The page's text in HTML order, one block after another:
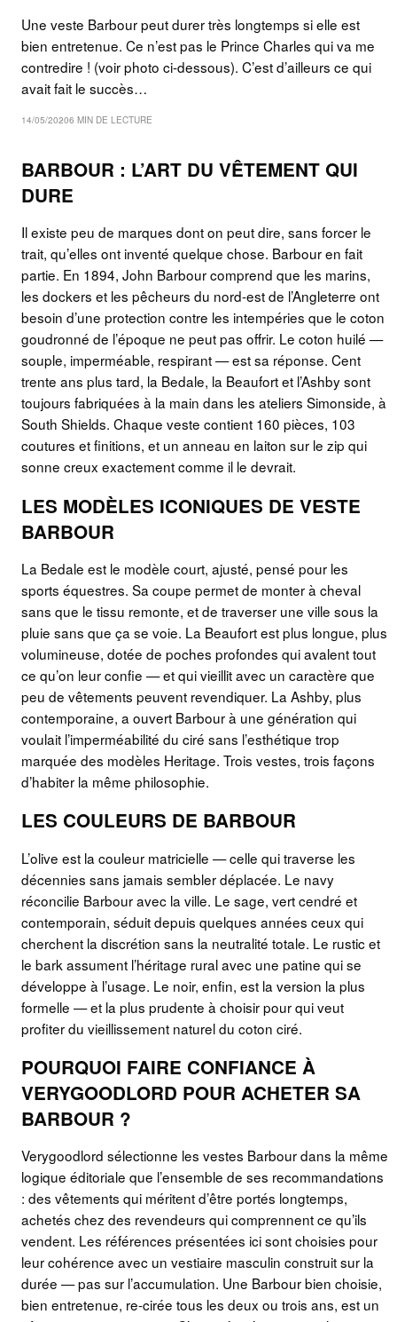
Une veste Barbour peut durer très longtemps si elle est
bien entretenue. Ce n’est pas le Prince Charles qui va me
contredire ! (voir photo ci-dessous). C’est d’ailleurs ce qui
avait fait le succès…
14/05/20206 MIN DE LECTURE
BARBOUR : L’ART DU VÊTEMENT QUI
DURE
Il existe peu de marques dont on peut dire, sans forcer le
trait, qu’elles ont inventé quelque chose. Barbour en fait
partie. En 1894, John Barbour comprend que les marins,
les dockers et les pêcheurs du nord-est de l’Angleterre ont
besoin d’une protection contre les intempéries que le coton
goudronné de l’époque ne peut pas offrir. Le coton huilé —
souple, imperméable, respirant — est sa réponse. Cent
trente ans plus tard, la Bedale, la Beaufort et l’Ashby sont
toujours fabriquées à la main dans les ateliers Simonside, à
South Shields. Chaque veste contient 160 pièces, 103
coutures et finitions, et un anneau en laiton sur le zip qui
sonne creux exactement comme il le devrait.
LES MODÈLES ICONIQUES DE VESTE
BARBOUR
La Bedale est le modèle court, ajusté, pensé pour les
sports équestres. Sa coupe permet de monter à cheval
sans que le tissu remonte, et de traverser une ville sous la
pluie sans que ça se voie. La Beaufort est plus longue, plus
volumineuse, dotée de poches profondes qui avalent tout
ce qu’on leur confie — et qui vieillit avec un caractère que
peu de vêtements peuvent revendiquer. La Ashby, plus
contemporaine, a ouvert Barbour à une génération qui
voulait l’imperméabilité du ciré sans l’esthétique trop
marquée des modèles Heritage. Trois vestes, trois façons
d’habiter la même philosophie.
LES COULEURS DE BARBOUR
L’olive est la couleur matricielle — celle qui traverse les
décennies sans jamais sembler déplacée. Le navy
réconcilie Barbour avec la ville. Le sage, vert cendré et
contemporain, séduit depuis quelques années ceux qui
cherchent la discrétion sans la neutralité totale. Le rustic et
le bark assument l’héritage rural avec une patine qui se
développe à l’usage. Le noir, enfin, est la version la plus
formelle — et la plus prudente à choisir pour qui veut
profiter du vieillissement naturel du coton ciré.
POURQUOI FAIRE CONFIANCE À
VERYGOODLORD POUR ACHETER SA
BARBOUR ?
Verygoodlord sélectionne les vestes Barbour dans la même
logique éditoriale que l’ensemble de ses recommandations
: des vêtements qui méritent d’être portés longtemps,
achetés chez des revendeurs qui comprennent ce qu’ils
vendent. Les références présentées ici sont choisies pour
leur cohérence avec un vestiaire masculin construit sur la
durée — pas sur l’accumulation. Une Barbour bien choisie,
bien entretenue, re-cirée tous les deux ou trois ans, est un